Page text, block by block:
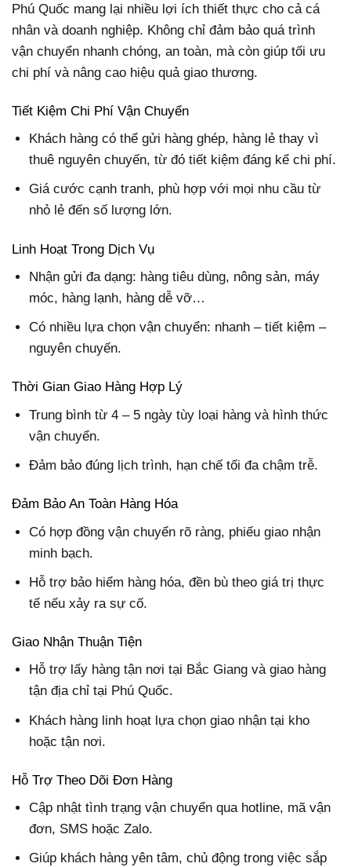
Phú Quốc mang lại nhiều lợi ích thiết thực cho cả cá
nhân và doanh nghiệp. Không chỉ đảm bảo quá trình
vận chuyển nhanh chóng, an toàn, mà còn giúp tối ưu
chi phí và nâng cao hiệu quả giao thương.
Tiết Kiệm Chi Phí Vận Chuyển
Khách hàng có thể gửi hàng ghép, hàng lẻ thay vì
thuê nguyên chuyến, từ đó tiết kiệm đáng kể chi phí.
Giá cước cạnh tranh, phù hợp với mọi nhu cầu từ
nhỏ lẻ đến số lượng lớn.
Linh Hoạt Trong Dịch Vụ
Nhận gửi đa dạng: hàng tiêu dùng, nông sản, máy
móc, hàng lạnh, hàng dễ vỡ…
Có nhiều lựa chọn vận chuyển: nhanh – tiết kiệm –
nguyên chuyến.
Thời Gian Giao Hàng Hợp Lý
Trung bình từ 4 – 5 ngày tùy loại hàng và hình thức
vận chuyển.
Đảm bảo đúng lịch trình, hạn chế tối đa chậm trễ.
Đảm Bảo An Toàn Hàng Hóa
Có hợp đồng vận chuyển rõ ràng, phiếu giao nhận
minh bạch.
Hỗ trợ bảo hiểm hàng hóa, đền bù theo giá trị thực
tế nếu xảy ra sự cố.
Giao Nhận Thuận Tiện
Hỗ trợ lấy hàng tận nơi tại Bắc Giang và giao hàng
tận địa chỉ tại Phú Quốc.
Khách hàng linh hoạt lựa chọn giao nhận tại kho
hoặc tận nơi.
Hỗ Trợ Theo Dõi Đơn Hàng
Cập nhật tình trạng vận chuyển qua hotline, mã vận
đơn, SMS hoặc Zalo.
Giúp khách hàng yên tâm, chủ động trong việc sắp